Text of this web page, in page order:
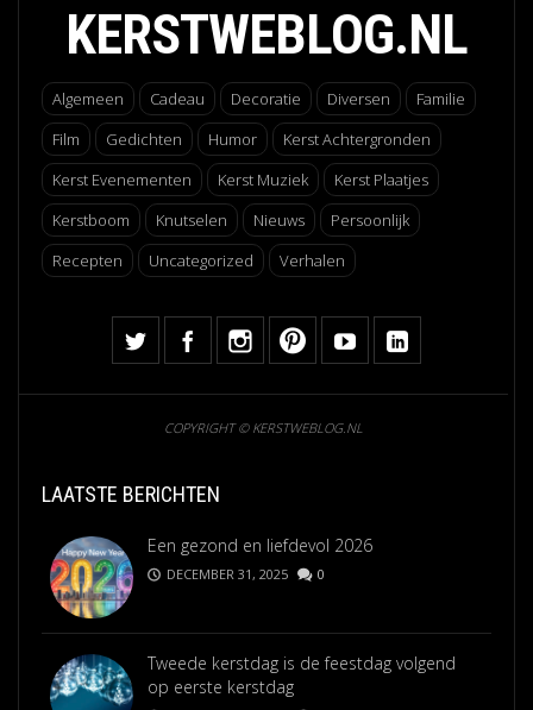
KERSTWEBLOG.NL
Algemeen Cadeau Decoratie Diversen
Familie
Film
Gedichten Humor
Kerst Achtergronden
Kerst Evenementen
Kerst Muziek
Kerst Plaatjes
Kerstboom
Knutselen Nieuws
Persoonlijk
Recepten
Uncategorized Verhalen
COPYRIGHT © KERSTWEBLOG.NL
LAATSTE BERICHTEN
Een gezond en liefdevol 2026
DECEMBER 31, 2025 0
Tweede kerstdag is de feestdag volgend
op eerste kerstdag